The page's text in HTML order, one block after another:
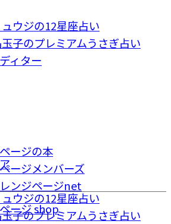
ウジの12星座占い
子のプレミアムうさぎ占い
ィター
ウジの12星座占い
子のプレミアムうさぎ占い
ージの本
ージメンバーズ
ンジページnet
ージ shop